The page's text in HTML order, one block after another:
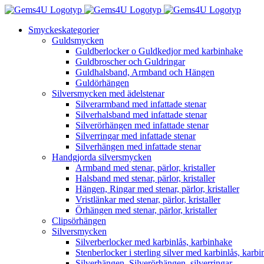
Fortsätt
innehålletSmyckeskategorier
Guldsmycken
Guldberlocker o Guldkedjor med karbinhake
Guldbroscher och Guldringar
Guldhalsband, Armband och Hängen
Guldörhängen
Silversmycken med ädelstenar
Silverarmband med infattade stenar
Silverhalsband med infattade stenar
Silverörhängen med infattade stenar
Silverringar med infattade stenar
Silverhängen med infattade stenar
Handgjorda silversmycken
Armband med stenar, pärlor, kristaller
Halsband med stenar, pärlor, kristaller
Hängen, Ringar med stenar, pärlor, kristaller
Vristlänkar med stenar, pärlor, kristaller
Örhängen med stenar, pärlor, kristaller
Clipsörhängen
Silversmycken
Silverberlocker med karbinlås, karbinhake
Stenberlocker i sterling silver med karbinlås,